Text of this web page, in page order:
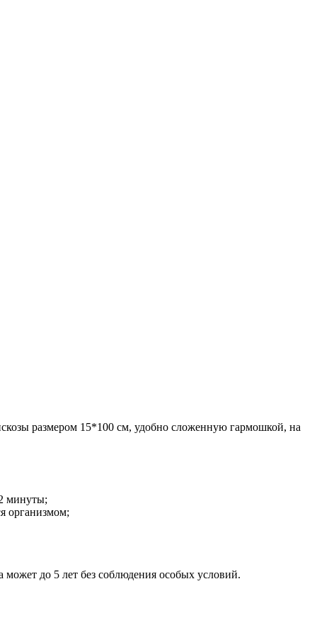
размером 15*100 см, удобно сложенную гармошкой, на
минуты;
организмом;
может до 5 лет без соблюдения особых условий.